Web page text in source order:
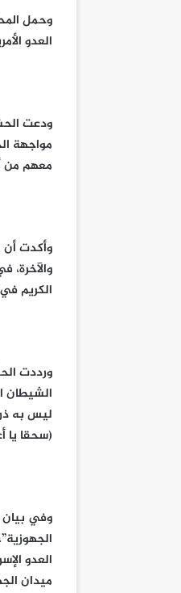
وحمل
العدو
ودعت
مواجهة
معهم من
وأكدت أن
والآخرة،
الكريم
ورددت
الشيطان
ليس به
(سحقا يا
وفي بيان
العدو
ميدان